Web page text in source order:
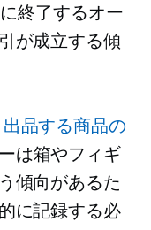
終了するオー
が成立する傾
出品する商品の
は箱やフィギ
傾向があるた
に記録する必